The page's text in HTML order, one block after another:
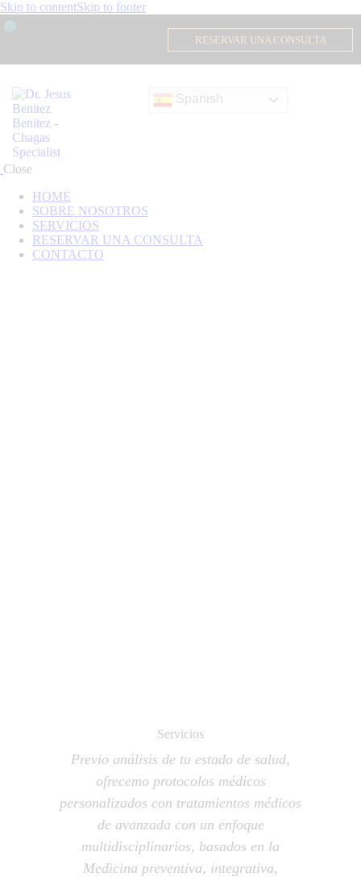
Skip to contentSkip to footer
RESERVAR UNA CONSULTA
Spanish
Close
HOME
SOBRE NOSOTROS
SERVICIOS
RESERVAR UNA CONSULTA
CONTACTO
Servicios
Previo análisis de tu estado de salud,
ofrecemo protocolos médicos
personalizados con tratamientos médicos
de avanzada con un enfoque
multidisciplinarios, basados en la
Medicina preventiva, integrativa,